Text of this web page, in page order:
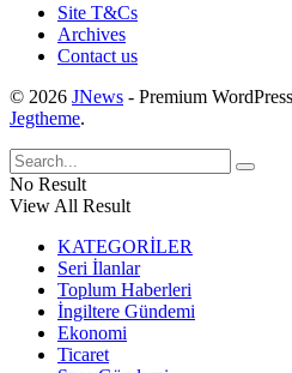
Site T&Cs
Archives
Contact us
© 2026 JNews - Premium
Jegtheme.
No Result
View All Result
KATEGORİLER
Seri İlanlar
Toplum Haberleri
İngiltere Gündemi
Ekonomi
Ticaret